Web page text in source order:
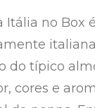
Itália no Box
do típico
cores e